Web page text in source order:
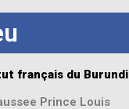
français du Burundi
Prince Louis